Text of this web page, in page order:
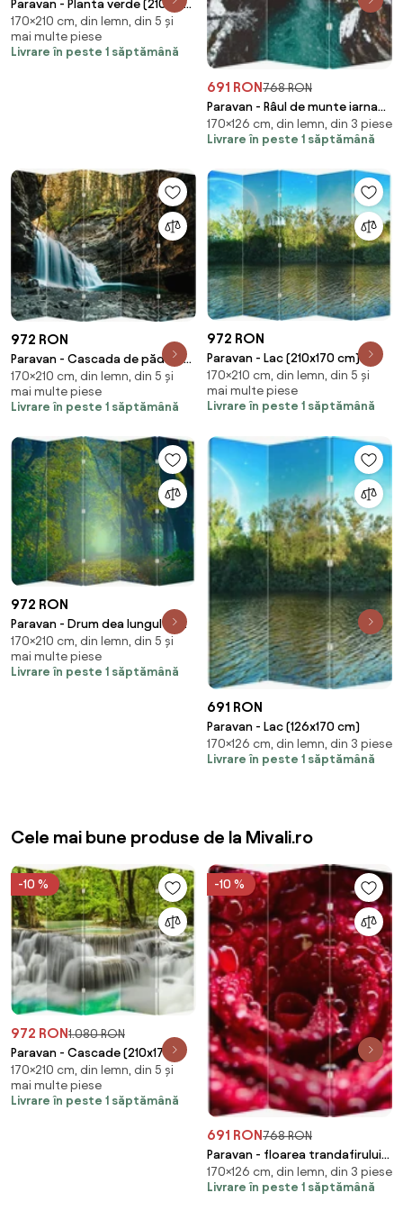
Paravan - Planta verde (210x170
cm)
170×210 cm, din lemn, din 5 și
mai multe piese
Livrare în peste 1 săptămână
691 RON 768 RON
Paravan - Râul de munte iarna
(126x170 cm)
170×126 cm, din lemn, din 3 piese
Livrare în peste 1 săptămână
972 RON
Paravan - Cascada de pădure
(210x170 cm)
170×210 cm, din lemn, din 5 și
mai multe piese
Livrare în peste 1 săptămână
972 RON
Paravan - Lac (210x170 cm)
170×210 cm, din lemn, din 5 și
mai multe piese
Livrare în peste 1 săptămână
972 RON
Paravan - Drum dea lungul cu
copaci (210x170 cm)
170×210 cm, din lemn, din 5 și
mai multe piese
Livrare în peste 1 săptămână
691 RON
Paravan - Lac (126x170 cm)
170×126 cm, din lemn, din 3 piese
Livrare în peste 1 săptămână
Cele mai bune produse de la Mivali.ro
-10 %
972 RON1.080 RON
Paravan - Cascade (210x170
cm)
170×210 cm, din lemn, din 5 și
mai multe piese
Livrare în peste 1 săptămână
-10 %
691 RON768 RON
Paravan - floarea trandafirului
roșu (126x170 cm)
170×126 cm, din lemn, din 3 piese
Livrare în peste 1 săptămână